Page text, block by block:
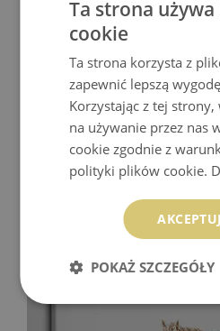
Cena: 154.99 zł
Ta strona
cookie
Ta strona korzysta z
zapewnić lepszą
Korzystając z tej strony,
na używanie przez nas
cookie zgodnie z
polityki plików cookie.
POKAŻ SZCZEGÓŁY